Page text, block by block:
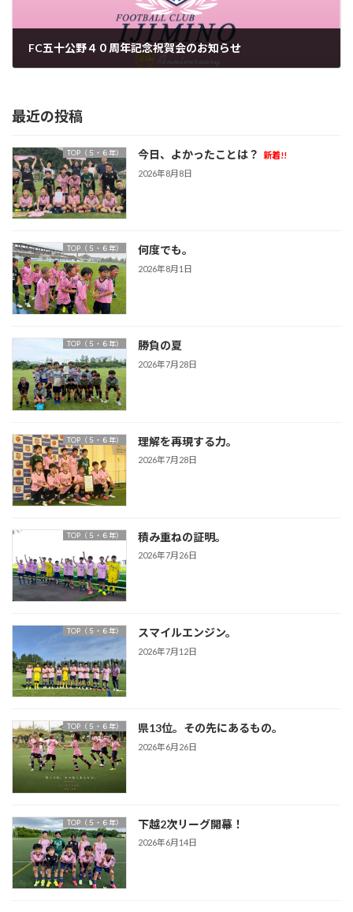
FC五十公野４０周年記念祝賀会のお知らせ
最近の投稿
TOP（５・６年） 今日、よかったことは？
新着!!
2026年8月8日
TOP（５・６年） 何度でも。
2026年8月1日
TOP（５・６年） 勝負の夏
2026年7月28日
TOP（５・６年） 理解を再現する力。
2026年7月28日
TOP（５・６年） 積み重ねの証明。
2026年7月26日
TOP（５・６年） スマイルエンジン。
2026年7月12日
TOP（５・６年） 県13位。その先にあるもの。
2026年6月26日
TOP（５・６年） 下越2次リーグ開幕！
2026年6月14日